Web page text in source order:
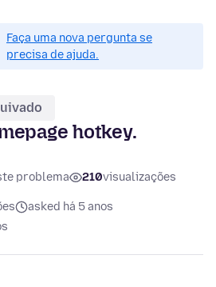
Faça uma nova pergunta se
precisa de ajuda.
hotkey.
problema 210visualizações
asked há 5 anos